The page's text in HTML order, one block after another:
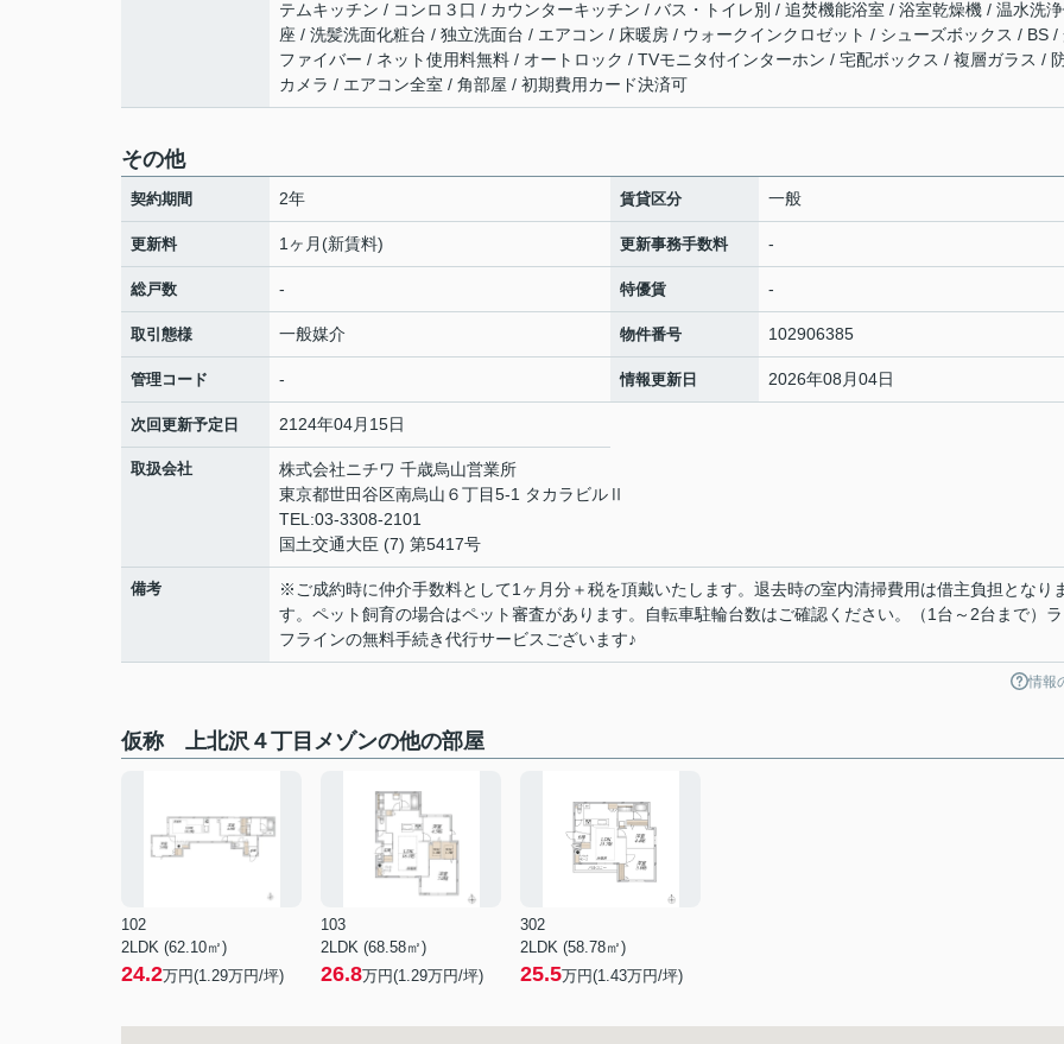
テムキッチン / コンロ３口 / カウンターキッチン / バス・トイレ別 / 追焚機能浴室 / 浴室乾燥機 / 温水洗
座 / 洗髪洗面化粧台 / 独立洗面台 / エアコン / 床暖房 / ウォークインクロゼット / シューズボックス / BS /
ファイバー / ネット使用料無料 / オートロック / TVモニタ付インターホン / 宅配ボックス / 複層ガラス /
カメラ / エアコン全室 / 角部屋 / 初期費用カード決済可
その他
契約期間 2年 賃貸区分 一般
更新料 1ヶ月(新賃料) 更新事務手数料 -
総戸数 - 特優賃 -
取引態様 一般媒介 物件番号 102906385
管理コード - 情報更新日 2026年08月04日
次回更新予定日 2124年04月15日
取扱会社
株式会社ニチワ 千歳烏山営業所
東京都世田谷区南烏山６丁目5-1 タカラビルⅡ
TEL:03-3308-2101
国土交通大臣 (7) 第5417号
備考
※ご成約時に仲介手数料として1ヶ月分＋税を頂戴いたします。退去時の室内清掃費用は借主負担となり
す。ペット飼育の場合はペット審査があります。自転車駐輪台数はご確認ください。（1台～2台まで）ラ
フラインの無料手続き代行サービスございます♪
情報
仮称 上北沢４丁目メゾンの他の部屋
102
2LDK (62.10㎡)
24.2万円(1.29万円/坪)
103
2LDK (68.58㎡)
26.8万円(1.29万円/坪)
302
2LDK (58.78㎡)
25.5万円(1.43万円/坪)